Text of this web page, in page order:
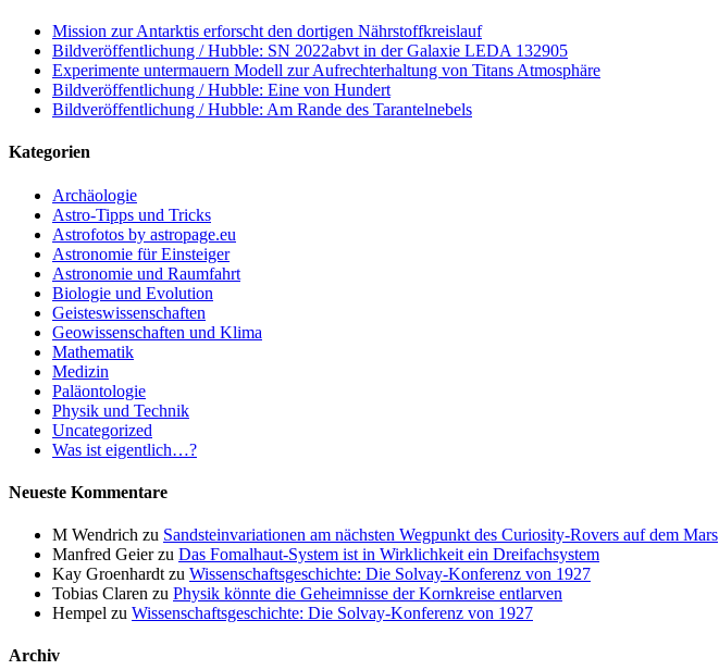
Mission zur Antarktis erforscht den dortigen Nährstoffkreislauf
Bildveröffentlichung / Hubble: SN 2022abvt in der Galaxie LEDA 132905
Experimente untermauern Modell zur Aufrechterhaltung von Titans Atmosphäre
Bildveröffentlichung / Hubble: Eine von Hundert
Bildveröffentlichung / Hubble: Am Rande des Tarantelnebels
Kategorien
Archäologie
Astro-Tipps und Tricks
Astrofotos by astropage.eu
Astronomie für Einsteiger
Astronomie und Raumfahrt
Biologie und Evolution
Geisteswissenschaften
Geowissenschaften und Klima
Mathematik
Medizin
Paläontologie
Physik und Technik
Uncategorized
Was ist eigentlich…?
Neueste Kommentare
M Wendrich zu Sandsteinvariationen am nächsten Wegpunkt des Curiosity-Rovers auf dem Mars
Manfred Geierzu Das Fomalhaut-System ist in Wirklichkeit ein Dreifachsystem
Kay Groenhardt zu Wissenschaftsgeschichte: Die Solvay-Konferenz von 1927
Tobias Claren zu Physik könnte die Geheimnisse der Kornkreise entlarven
Hempel zu Wissenschaftsgeschichte: Die Solvay-Konferenz von 1927
Archiv